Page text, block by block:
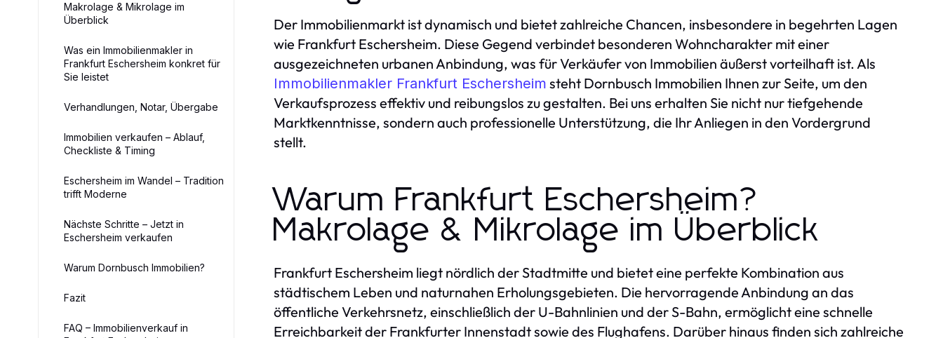
Makrolage & Mikrolage im
Überblick
Was ein Immobilienmakler in
Frankfurt Eschersheim konkret für
Sie leistet
Verhandlungen, Notar, Übergabe
Immobilien verkaufen – Ablauf,
Checkliste & Timing
Eschersheim im Wandel – Tradition
trifft Moderne
Nächste Schritte – Jetzt in
Eschersheim verkaufen
Warum Dornbusch Immobilien?
Fazit
FAQ – Immobilienverkauf in
Der Immobilienmarkt ist dynamisch und bietet zahlreiche Chancen, insbesondere in begehrten Lagen
wie Frankfurt Eschersheim. Diese Gegend verbindet besonderen Wohncharakter mit einer
ausgezeichneten urbanen Anbindung, was für Verkäufer von Immobilien äußerst vorteilhaft ist. Als
Immobilienmakler Frankfurt Eschersheim steht Dornbusch Immobilien Ihnen zur Seite, um den
Verkaufsprozess effektiv und reibungslos zu gestalten. Bei uns erhalten Sie nicht nur tiefgehende
Marktkenntnisse, sondern auch professionelle Unterstützung, die Ihr Anliegen in den Vordergrund
stellt.
Warum Frankfurt Eschersheim?
Makrolage & Mikrolage im Überblick
Frankfurt Eschersheim liegt nördlich der Stadtmitte und bietet eine perfekte Kombination aus
städtischem Leben und naturnahen Erholungsgebieten. Die hervorragende Anbindung an das
öffentliche Verkehrsnetz, einschließlich der U-Bahnlinien und der S-Bahn, ermöglicht eine schnelle
Erreichbarkeit der Frankfurter Innenstadt sowie des Flughafens. Darüber hinaus finden sich zahlreiche